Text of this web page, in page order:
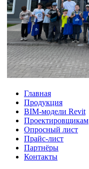
Главная
Продукция
BIM-модели Revit
Проектировщикам
Опросный лист
Прайс-лист
Партнёры
Контакты